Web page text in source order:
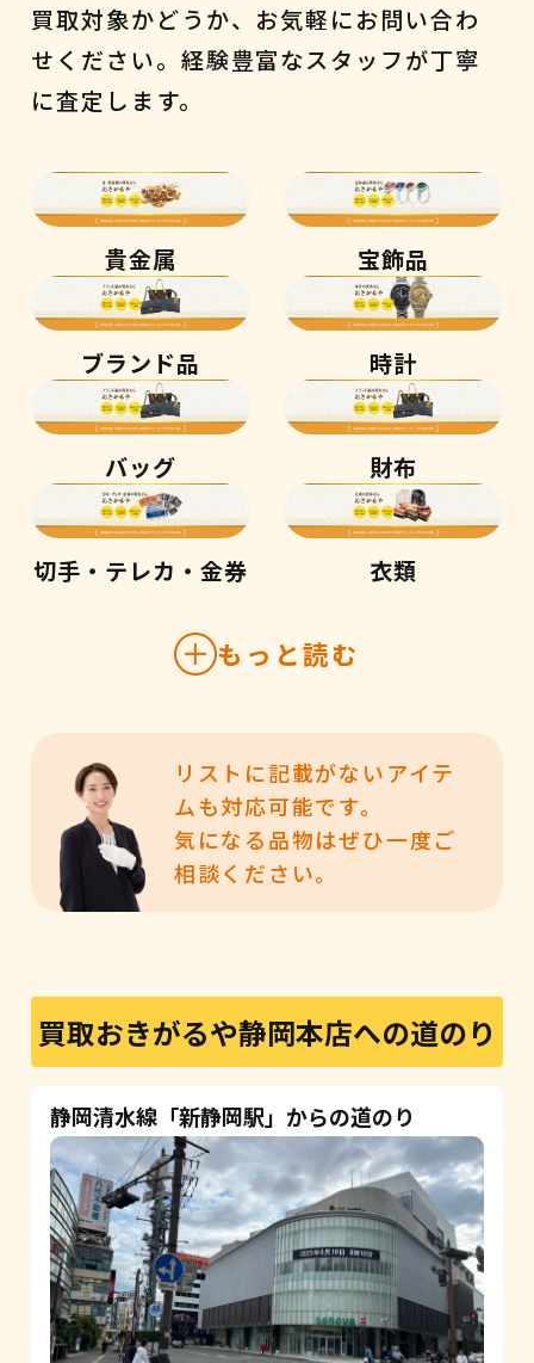
買取対象かどうか、お気軽にお問い合わ
せください。経験豊富なスタッフが丁寧
に査定します。
貴金属 宝飾品
ブランド品 時計
バッグ 財布
切手・テレカ・金券 衣類
もっと読む
リストに記載がないアイテ
ムも対応可能です。
気になる品物はぜひ一度ご
相談ください。
買取おきがるや静岡本店への道のり
静岡清水線「新静岡駅」からの道のり